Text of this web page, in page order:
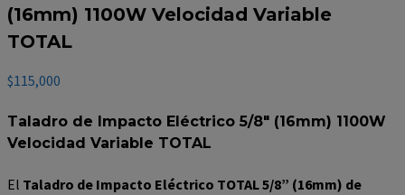
(16mm) 1100W Velocidad Variable
TOTAL
$115,000
Taladro de Impacto Eléctrico 5/8″ (16mm) 1100W
Velocidad Variable TOTAL
El Taladro de Impacto Eléctrico TOTAL 5/8” (16mm) de